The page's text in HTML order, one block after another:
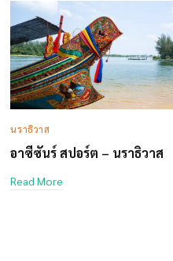
นราธิวาส
อาซีซันร์ สปอร์ต – นราธิวาส
Read More